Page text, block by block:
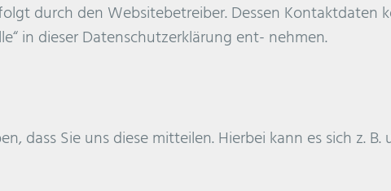
durch den Websitebetreiber. Dessen Kontaktdaten
in dieser Datenschutzerklärung ent- nehmen.
dass Sie uns diese mitteilen. Hierbei kann es sich z.